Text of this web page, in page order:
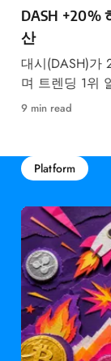
DASH +20%
산
대시(DASH)가
며 트렌딩 1위
투자자 4,437억
9 min read
Platform